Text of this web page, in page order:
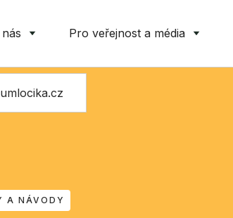
Pro veřejnost a média
A NÁVODY